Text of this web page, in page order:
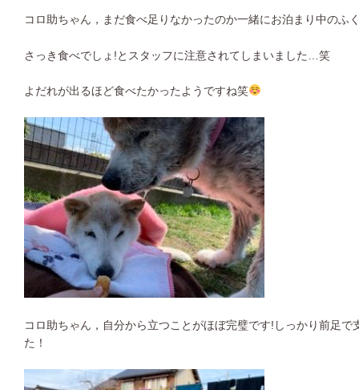
コロ助ちゃん，まだ食べ足りなかったのか一緒にお泊まり中のふ
さっき食べでしょ!とスタッフに注意されてしまいました…笑
よだれが出るほど食べたかったようですね笑
コロ助ちゃん，自分から立つことがほぼ完璧です!しっかり前足
た！